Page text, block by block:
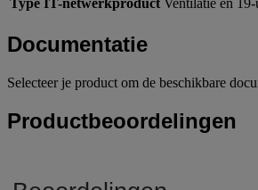
Type IT-netwerkproduct Ventilatie en
Documentatie
Selecteer je product om de beschikbare
Productbeoordelingen